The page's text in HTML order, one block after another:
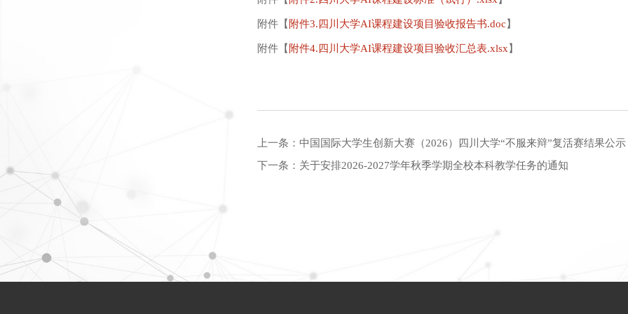
附件【 附件3.四川大学AI课程建设项目验收报告书.doc 】
附件【 附件4.四川大学AI课程建设项目验收汇总表.xlsx 】
上一条： 中国国际大学生创新大赛（2026）四川大学“不服来辩”复活赛结果公示
下一条： 关于安排2026-2027学年秋季学期全校本科教学任务的通知